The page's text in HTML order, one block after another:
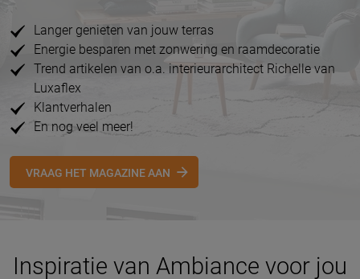
Langer genieten van jouw terras
Energie besparen met zonwering en raamdecoratie
Trend artikelen van o.a. interieurarchitect Richelle van
Luxaflex
Klantverhalen
En nog veel meer!
VRAAG HET MAGAZINE AAN
Inspiratie van Ambiance voor jou